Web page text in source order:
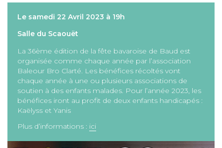
Le samedi 22 Avril 2023 à 19h
Salle du Scaouët
La 36ème édition de la fête bavaroise de Baud est
organisée comme chaque année par l’association
Baleour Bro Clarté. Les bénéfices récoltés vont
chaque année à une ou plusieurs associations de
soutien à des enfants malades. Pour l’année 2023, les
bénéfices iront au profit de deux enfants handicapés :
Kaëlyss et Yanis
Plus d’informations : ici